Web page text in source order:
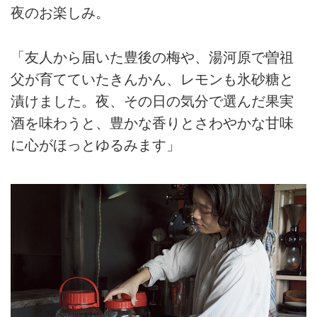
夜のお楽しみ。
「友人から届いた豊後の梅や、湯河原で曽祖
父が育てていたきんかん、レモンも氷砂糖と
漬けました。夜、その日の気分で選んだ果実
酒を味わうと、豊かな香りとさわやかな甘味
に心がほっとゆるみます」